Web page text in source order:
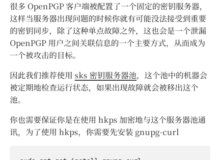
很多 OpenPGP 客户端被配置了一个固定的密钥服务器，
这样当服务器出现问题的时候你就有可能没法接受到重要
的密钥同步，除了这种单点故障之外，这也会是一个泄漏
OpenPGP 用户之间关联信息的一个主要方式，从而成为
一个被攻击的目标。
因此我们推荐使用 sks 密钥服务器池，这个池中的机器会
被定期地检查运行状态，如果出现故障就会被移出这个
池。
你也需要保证你是在使用 hkps 加密地与这个服务器池通
讯，为了使用 hkps，你需要先安装 gnupg-curl